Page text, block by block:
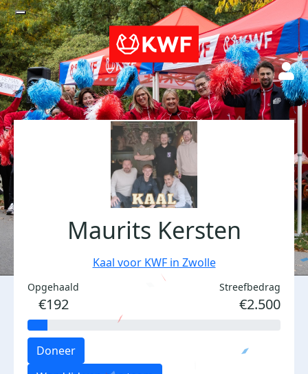
Maurits Kersten
Kaal voor KWF in Zwolle
Opgehaald
€192
Streefbedrag
€2.500
Doneer